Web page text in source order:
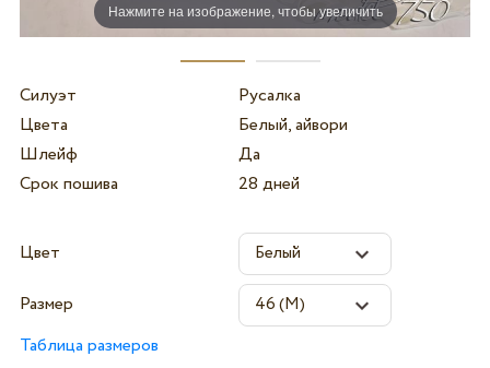
Нажмите на изображение, чтобы увеличить
Силуэт
Русалка
Цвета
Белый, айвори
Шлейф
Да
Срок пошива
28 дней
Цвет
Размер
Таблица размеров